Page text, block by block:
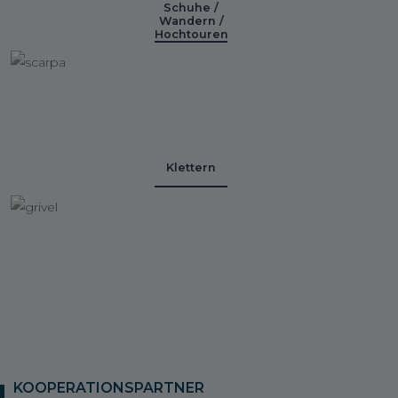
Schuhe /
Wandern /
Hochtouren
Klettern
KOOPERATIONSPARTNER